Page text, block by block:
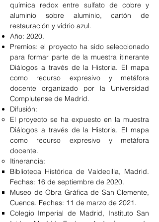
química redox entre sulfato de cobre y
aluminio sobre aluminio, cartón de
restauración y vidrio azul.
Año: 2020.
Premios: el proyecto ha sido seleccionado
para formar parte de la muestra itinerante
Diálogos a través de la Historia. El mapa
como recurso expresivo y metáfora
docente organizado por la Universidad
Complutense de Madrid.
Difusión:
El proyecto se ha expuesto en la muestra
Diálogos a través de la Historia. El mapa
como recurso expresivo y metáfora
docente.
Itinerancia:
Biblioteca Histórica de Valdecilla, Madrid.
Fechas: 16 de septiembre de 2020.​
Museo de Obra Gráfica de San Clemente,
Cuenca. Fechas: 11 de marzo de 2021.
Colegio Imperial de Madrid, Instituto San